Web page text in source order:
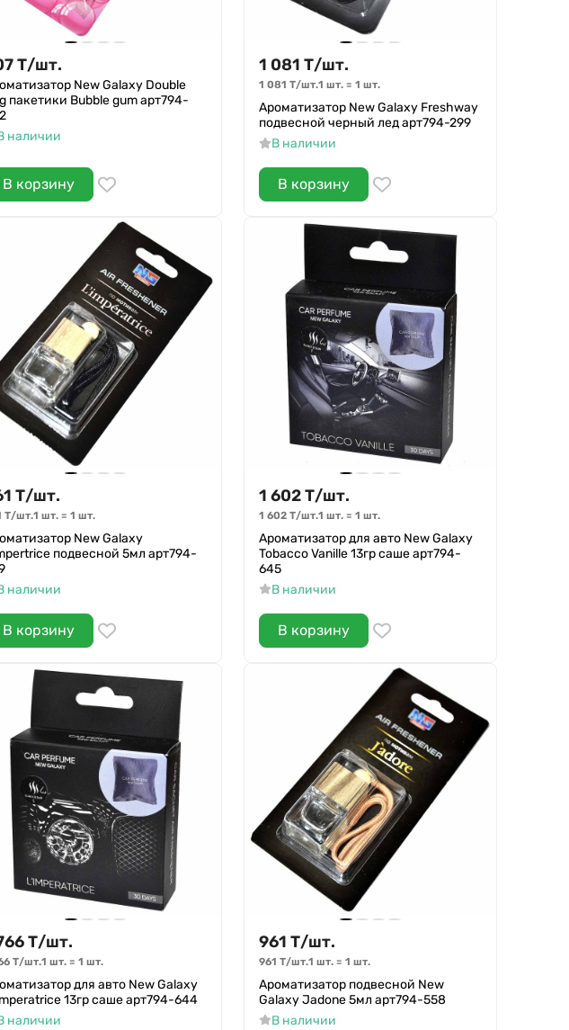
Т/шт.
New Galaxy Double
пакетики Bubble gum арт794-
наличии
В корзину
1 081 Т/шт.
1 081 Т/шт.1 шт.= 1 шт.
Ароматизатор New Galaxy Freshway
подвесной черный лед арт794-299
В наличии
В корзину
Т/шт.
Т/шт.1 шт.= 1 шт.
New Galaxy
подвесной 5мл арт794-
наличии
В корзину
1 602Т/шт.
1 602 Т/шт.1 шт.= 1 шт.
Ароматизатор для авто New Galaxy
Tobacco Vanille 13гр саше арт794-
645
В наличии
В корзину
Т/шт.
Т/шт.1 шт.= 1 шт.
для авто New Galaxy
13гр саше арт794-644
наличии
961 Т/шт.
961 Т/шт.1 шт.= 1 шт.
Ароматизатор подвесной New
Galaxy Jadone 5мл арт794-558
В наличии